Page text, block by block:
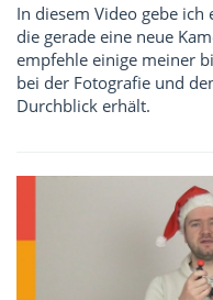
In diesem Video gebe
die gerade eine neue
empfehle einige meiner
bei der Fotografie und
Durchblick erhält.